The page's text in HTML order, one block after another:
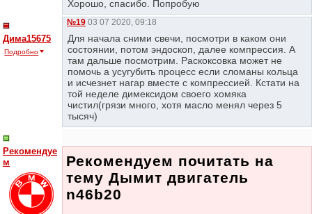
Хорошо, спасибо. Попробую
Дима15675
Подробно
№19 03 07 2020, 09:18
Для начала сними свечи, посмотри в каком они
состоянии, потом эндоскоп, далее компрессия. А
там дальше посмотрим. Раскоксовка может не
помочь а усугубить процесс если сломаны кольца
и исчезнет нагар вместе с компрессией. Кстати на
той неделе димексидом своего хомяка
чистил(грязи много, хотя масло менял через 5
тысяч)
Рекомендуе
м
Рекомендуем почитать на
тему Дымит двигатель
n46b20